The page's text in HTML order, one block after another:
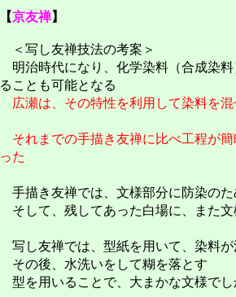
【京友禅】
＜写し友禅技法の考案＞
明治時代になり、化学染料（合成染
ることも可能となる
広瀬は、その特性を利用して染料を
それまでの手描き友禅に比べ工程が
った
手描き友禅では、文様部分に防染の
そして、残してあった白場に、また
写し友禅では、型紙を用いて、染料が
その後、水洗いをして糊を落とす
型を用いることで、大まかな文様で